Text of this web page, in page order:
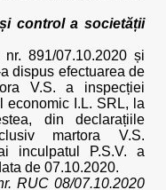
control a societății
891/07.10.2020 și
dispus efectuarea de
V.S. a inspecției
economic I.L. SRL, la
din declarațiile
martora V.S.
inculpatul P.S.V. a
de 07.10.2020.
RUC 08/07.10.2020